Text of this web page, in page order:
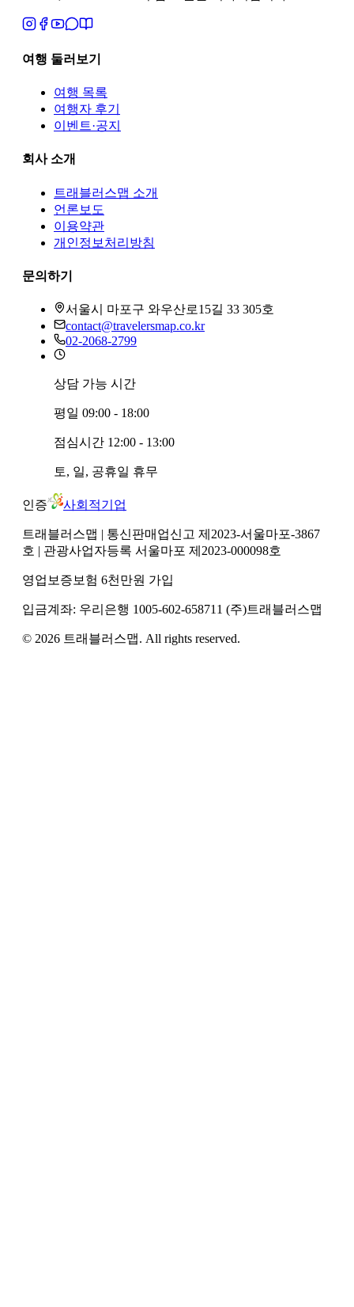
여행 둘러보기
여행 목록
여행자 후기
이벤트·공지
회사 소개
트래블러스맵 소개
언론보도
이용약관
개인정보처리방침
문의하기
서울시 마포구 와우산로15길 33 305호
contact@travelersmap.co.kr
02-2068-2799
상담 가능 시간
평일 09:00 - 18:00
점심시간 12:00 - 13:00
토, 일, 공휴일 휴무
인증 사회적기업
트래블러스맵 | 통신판매업신고 제2023-서울마포-3867
호 | 관광사업자등록 서울마포 제2023-000098호
영업보증보험 6천만원 가입
입금계좌: 우리은행 1005-602-658711 (주)트래블러스맵
© 2026 트래블러스맵. All rights reserved.